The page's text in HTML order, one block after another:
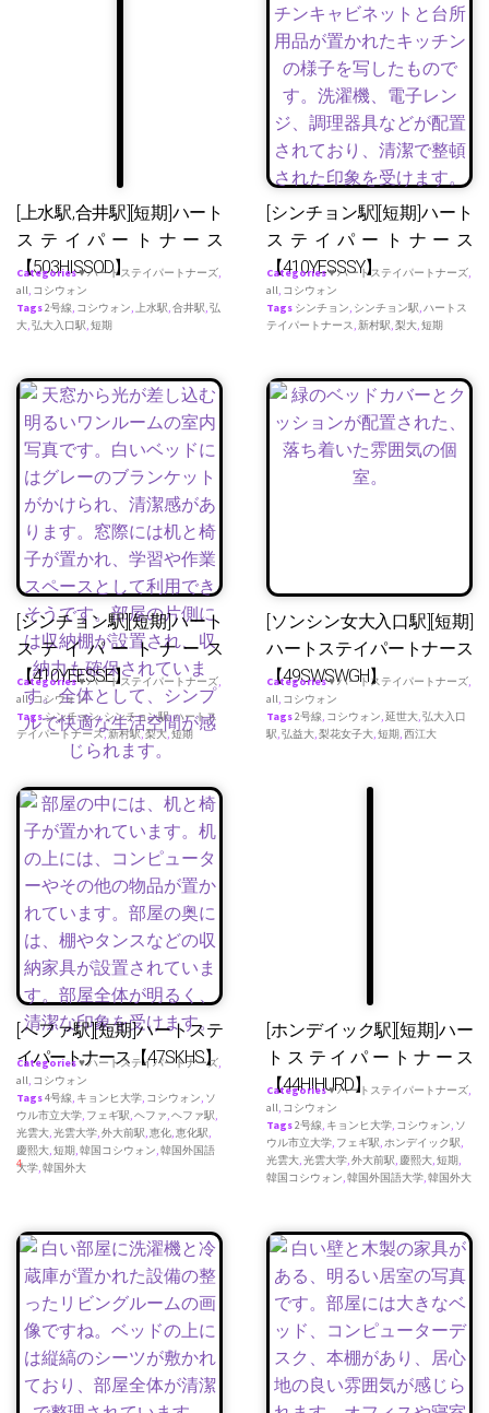
[上水駅,合井駅][短期]ハート
ステイパートナース
【503HISSOD】
Categories♥ ハートステイパートナーズ,
all, コシウォン
Tags2号線, コシウォン, 上水駅,合井駅,弘
大,弘大入口駅,短期
[シンチョン駅][短期]ハート
ステイパートナース
【410YESSSY】
Categories♥ ハートステイパートナーズ,
all, コシウォン
Tags シンチョン, シンチョン駅,ハートス
テイパートナース,新村駅,梨大,短期
[シンチョン駅][短期]ハート
ステイパートナース
【410YEESSE】
Categories♥ ハートステイパートナーズ,
all,コシウォン
Tagsシンチョン,シンチョン駅,ハートス
テイパートナース,新村駅,梨大,短期
[ソンシン女大入口駅][短期]
ハートステイパートナース
【49SWSWGH】
Categories♥ ハートステイパートナーズ,
all, コシウォン
Tags2号線, コシウォン,延世大,弘大入口
駅,弘益大,梨花女子大,短期,西江大
[へファ駅][短期]ハートステ
イパートナース【47SKHS】
Categories♥ ハートステイパートナーズ,
all, コシウォン
Tags4号線, キョンヒ大学, コシウォン, ソ
ウル市立大学, フェギ駅,ヘファ,ヘファ駅,
光雲大,光雲大学,外大前駅,恵化,恵化駅,
慶熙大,短期,韓国コシウォン,韓国外国語
大学,韓国外大
4
[ホンデイック駅][短期]ハー
トステイパートナース
【44HIHURD】
Categories♥ ハートステイパートナーズ,
all, コシウォン
Tags2号線, キョンヒ大学, コシウォン, ソ
ウル市立大学, フェギ駅,ホンデイック駅,
光雲大,光雲大学,外大前駅, 慶熙大,短期,
韓国コシウォン,韓国外国語大学,韓国外大